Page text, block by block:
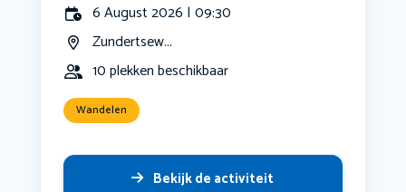
6 August 2026 | 09:30
Zundertsew...
10 plekken beschikbaar
Wandelen
Bekijk de activiteit